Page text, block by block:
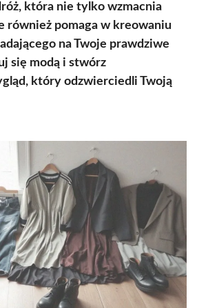
która nie tylko wzmacnia
również pomaga w kreowaniu
na Twoje prawdziwe
się modą i stwórz
który odzwierciedli Twoją